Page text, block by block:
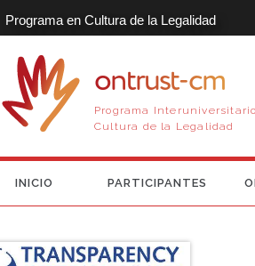
Programa en Cultura de la Legalidad
ontrust-cm
Programa
Cultura de la Legalidad
INICIO PARTICIPANTES